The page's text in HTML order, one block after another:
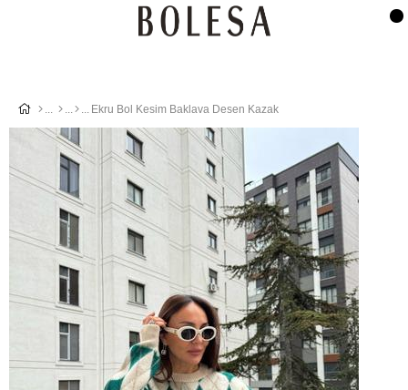
Ekru Bol Kesim Baklava Desen Kazak